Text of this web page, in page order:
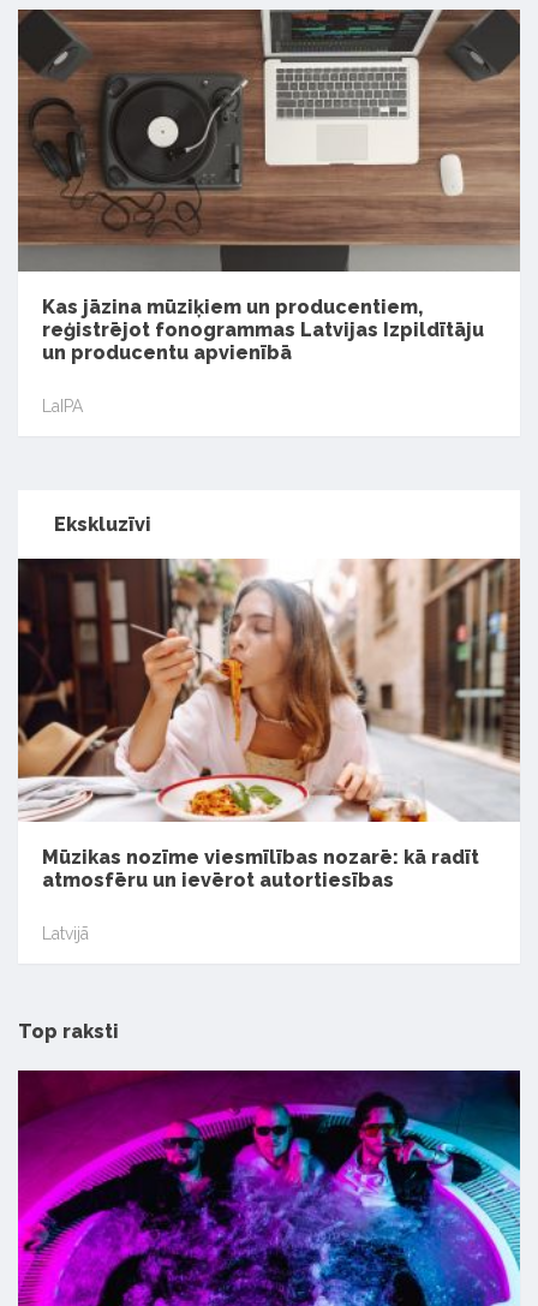
Kas jāzina mūziķiem un producentiem,
reģistrējot fonogrammas Latvijas Izpildītāju
un producentu apvienībā
LaIPA
Ekskluzīvi
Mūzikas nozīme viesmīlības nozarē: kā radīt
atmosfēru un ievērot autortiesības
Latvijā
Top raksti